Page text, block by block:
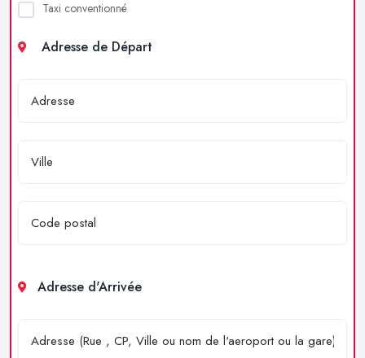
Taxi conventionné
Adresse de Départ
Adresse d'Arrivée